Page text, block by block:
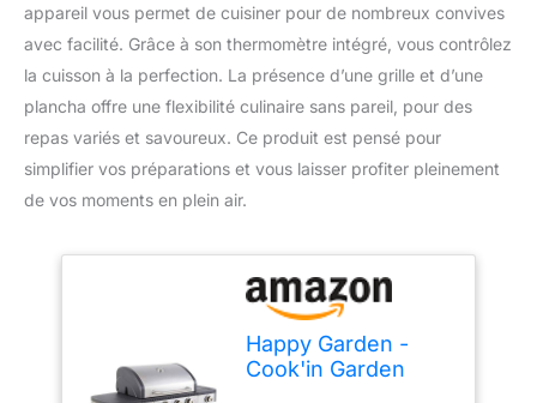
appareil vous permet de cuisiner pour de nombreux convives
avec facilité. Grâce à son thermomètre intégré, vous contrôlez
la cuisson à la perfection. La présence d’une grille et d’une
plancha offre une flexibilité culinaire sans pareil, pour des
repas variés et savoureux. Ce produit est pensé pour
simplifier vos préparations et vous laisser profiter pleinement
de vos moments en plein air.
Happy Garden -
Cook'in Garden